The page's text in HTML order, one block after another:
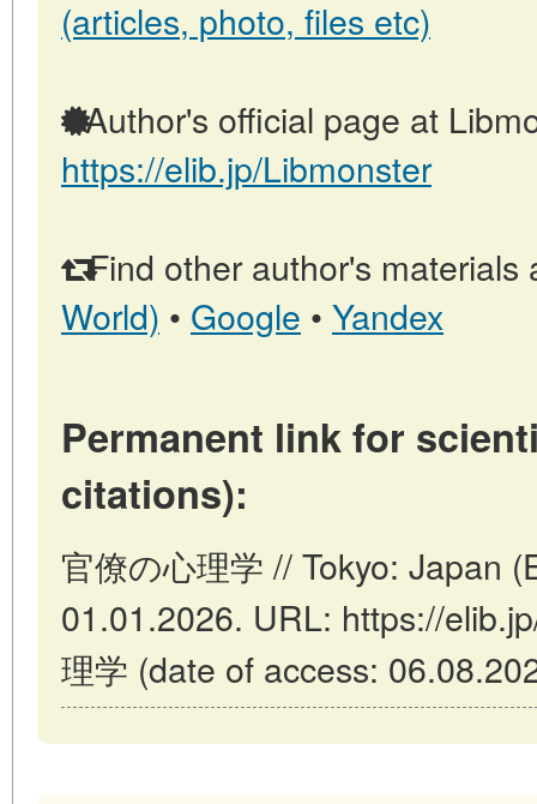
(articles, photo, files etc)
Author's official page at
https://elib.jp/Libmonster
Find other author's materials
World) • Google • Yandex
Permanent link for
citations):
官僚の心理学 // Tokyo: Japan
01.01.2026. URL: https://
理学 (date of access: